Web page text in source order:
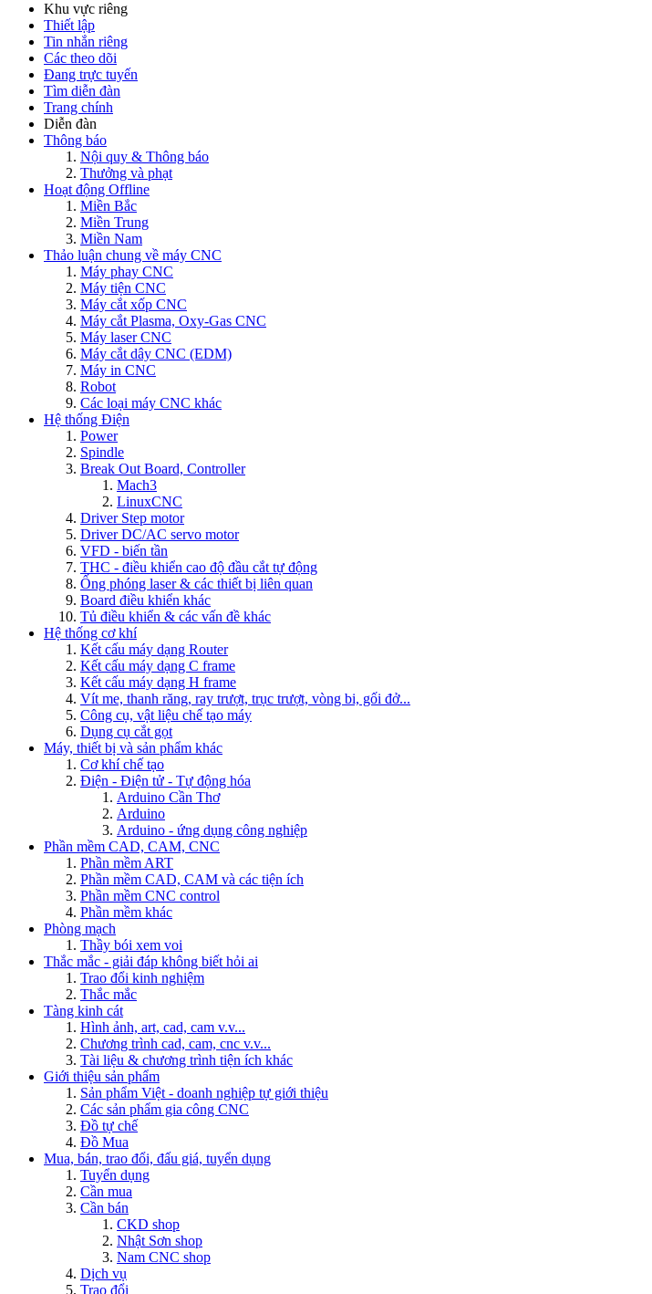
Khu vực riêng
Thiết lập
Tin nhắn riêng
Các theo dõi
Đang trực tuyến
Tìm diễn đàn
Trang chính
Diễn đàn
Thông báo
Nội quy & Thông báo
Thưởng và phạt
Hoạt động Offline
Miền Bắc
Miền Trung
Miền Nam
Thảo luận chung về máy CNC
Máy phay CNC
Máy tiện CNC
Máy cắt xốp CNC
Máy cắt Plasma, Oxy-Gas CNC
Máy laser CNC
Máy cắt dây CNC (EDM)
Máy in CNC
Robot
Các loại máy CNC khác
Hệ thống Điện
Power
Spindle
Break Out Board, Controller
Mach3
LinuxCNC
Driver Step motor
Driver DC/AC servo motor
VFD - biến tần
THC - điều khiển cao độ đầu cắt tự động
Ống phóng laser & các thiết bị liên quan
Board điều khiển khác
Tủ điều khiển & các vấn đề khác
Hệ thống cơ khí
Kết cấu máy dạng Router
Kết cấu máy dạng C frame
Kết cấu máy dạng H frame
Vít me, thanh răng, ray trượt, trục trượt, vòng bi, gối đở...
Công cụ, vật liệu chế tạo máy
Dụng cụ cắt gọt
Máy, thiết bị và sản phẩm khác
Cơ khí chế tạo
Điện - Điện tử - Tự động hóa
Arduino Cần Thơ
Arduino
Arduino - ứng dụng công nghiệp
Phần mềm CAD, CAM, CNC
Phần mềm ART
Phần mềm CAD, CAM và các tiện ích
Phần mềm CNC control
Phần mềm khác
Phòng mạch
Thầy bói xem voi
Thắc mắc - giải đáp không biết hỏi ai
Trao đổi kinh nghiệm
Thắc mắc
Tàng kinh cát
Hình ảnh, art, cad, cam v.v...
Chương trình cad, cam, cnc v.v...
Tài liệu & chương trình tiện ích khác
Giới thiệu sản phẩm
Sản phẩm Việt - doanh nghiệp tự giới thiệu
Các sản phẩm gia công CNC
Đồ tự chế
Đồ Mua
Mua, bán, trao đổi, đấu giá, tuyển dụng
Tuyển dụng
Cần mua
Cần bán
CKD shop
Nhật Sơn shop
Nam CNC shop
Dịch vụ
Trao đổi